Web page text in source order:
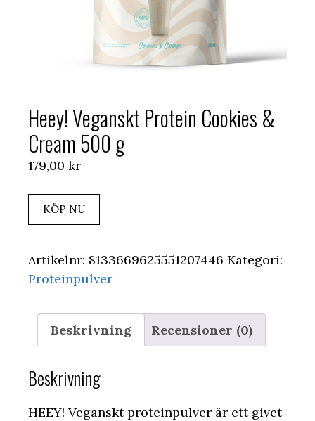
Heey! Veganskt Protein Cookies &
Cream 500 g
179,00 kr
KÖP NU
Artikelnr: 8133669625551207446 Kategori:
Proteinpulver
Beskrivning Recensioner (0)
Beskrivning
HEEY! Veganskt proteinpulver är ett givet